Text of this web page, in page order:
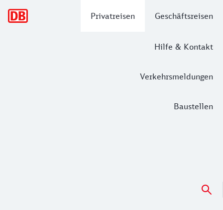
Privatreisen Geschäftsreisen
Hilfe & Kontakt
Verkehrsmeldungen
Baustellen